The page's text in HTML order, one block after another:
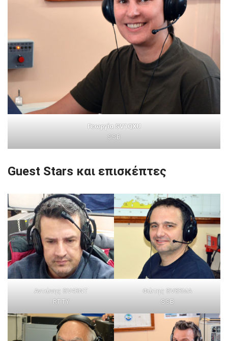
Γεωργία SV1QXU
SSB
Guest Stars και επισκέπτες
Αντώνης SV4RNT
RTTY
Φώτης SV8RMA
SSB